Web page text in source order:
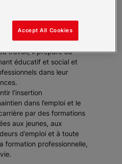
d'écoles de la Croix-
de la formation
sanitaire, du social et de
travail, il prépare au
éducatif et social et
dans leur
l’insertion
dans l’emploi et le
par des formations
aux jeunes, aux
d’emploi et à toute
formation professionnelle,
Accept All Cookies